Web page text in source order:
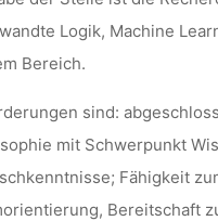
Logik, Machine
Bereich.
sind:
mit Schwerpunkt
Fähigkeit
Bereitschaft